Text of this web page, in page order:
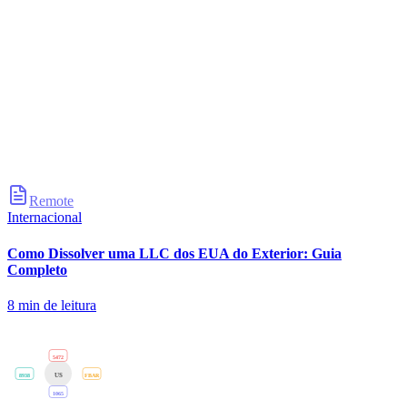
Remote
Internacional
Como Dissolver uma LLC dos EUA do Exterior: Guia
Completo
8 min de leitura
US
5472
FBAR
1065
8938